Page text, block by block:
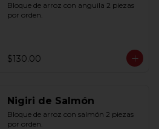
Bloque de arroz con anguila 2 piezas
por orden.
$130.00
Nigiri de Salmón
Bloque de arroz con salmón 2 piezas
por orden.